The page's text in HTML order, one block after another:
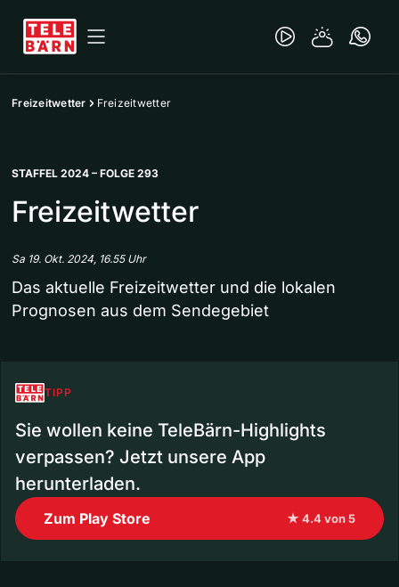
Freizeitwetter Freizeitwetter
STAFFEL 2024 – FOLGE 293
Freizeitwetter
Sa 19. Okt. 2024, 16.55 Uhr
Das aktuelle Freizeitwetter und die lokalen
Prognosen aus dem Sendegebiet
TIPP
Sie wollen keine TeleBärn-Highlights
verpassen? Jetzt unsere App
herunterladen.
Zum Play Store ★ 4.4 von 5